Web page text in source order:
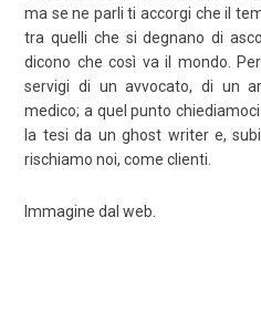
ma se ne parli ti accorgi che il
tra quelli che si degnano di
dicono che così va il mondo.
servigi di un avvocato, di un
medico; a quel punto
la tesi da un ghost writer e,
rischiamo noi, come clienti.
Immagine dal web.